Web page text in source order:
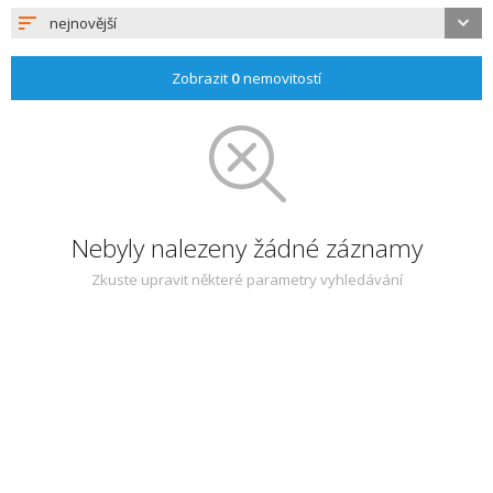
nejnovější
Zobrazit 0nemovitostí
Nebyly nalezeny žádné záznamy
Zkuste upravit některé parametry vyhledávání